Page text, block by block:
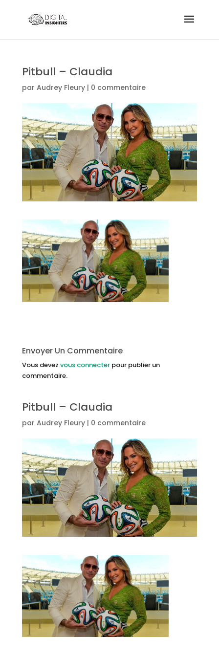
Pitbull – Claudia
par Audrey Fleury| 0 commentaire
Envoyer Un Commentaire
Vous devez vous connecterpour publier un
commentaire.
Pitbull – Claudia
par Audrey Fleury| 0 commentaire